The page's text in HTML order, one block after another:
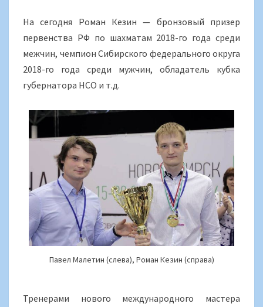
На сегодня Роман Кезин — бронзовый призер
первенства РФ по шахматам 2018-го года среди
межчин, чемпион Сибирского федерального округа
2018-го года среди мужчин, обладатель кубка
губернатора НСО и т.д.
Павел Малетин (слева), Роман Кезин (справа)
Тренерами нового международного мастера